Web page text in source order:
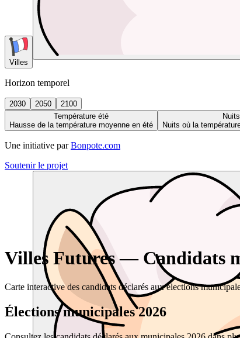
Villes
Horizon temporel
2030 2050
2100
Température été
Hausse de la température moyenne en été
Nuits où la
Une initiative par Bonpote.com
Soutenir le projet
Villes Futures — Candidats
Carte interactive des candidats déclarés aux élections
Élections municipales 2026